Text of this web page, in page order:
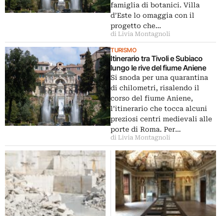
famiglia di botanici. Villa
d’Este lo omaggia con il
progetto che…
di Livia Montagnoli
TURISMO
Itinerario tra Tivoli e Subiaco
lungo le rive del fiume Aniene
Si snoda per una quarantina
di chilometri, risalendo il
corso del fiume Aniene,
l’itinerario che tocca alcuni
preziosi centri medievali alle
porte di Roma. Per…
di Livia Montagnoli